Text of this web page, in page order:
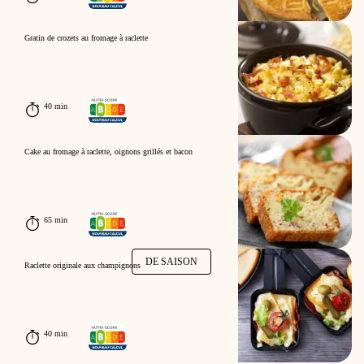
Gratin de crozets au fromage à raclette
40 min
Cake au fromage à raclette, oignons grillés et bacon
65 min
DE SAISON
Raclette originale aux champignons
40 min